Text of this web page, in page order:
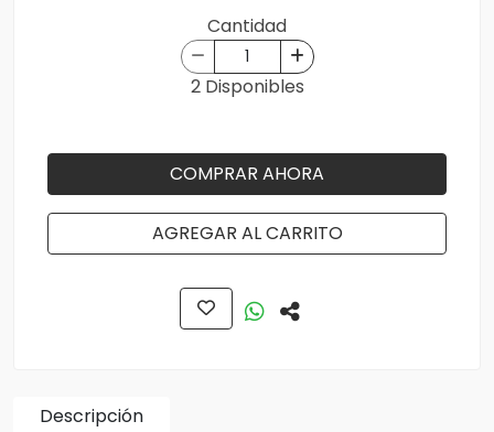
Cantidad
2 Disponibles
COMPRAR AHORA
AGREGAR AL CARRITO
Descripción